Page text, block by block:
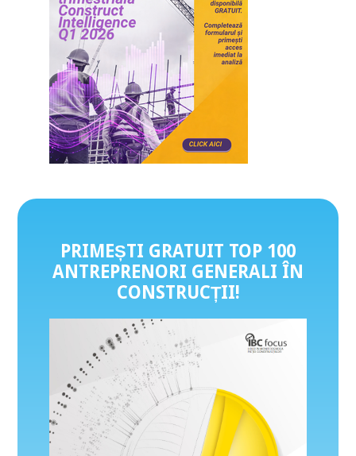
PRIMEȘTI GRATUIT TOP 100
ANTREPRENORI GENERALI ÎN
CONSTRUCȚII!